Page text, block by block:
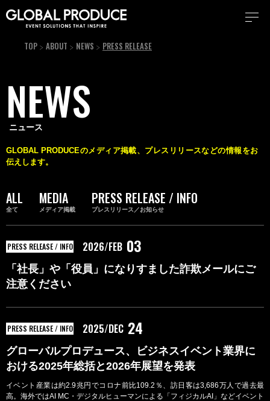
TOP ABOUT NEWS PRESS RELEASE
NEWS
ニュース
GLOBAL PRODUCEのメディア掲載、プレスリリースなどの情報をお
伝えします。
「社長」や「役員」になりすました詐欺メールにご
注意ください
PRESS RELEASE / INFO 2026/FEB 03
グローバルプロデュース、ビジネスイベント業界に
おける2025年総括と2026年展望を発表
イベント産業は約2.9兆円でコロナ前比109.2％、訪日客は3,686万人で過去最
高。海外ではAI MC・デジタルヒューマンによる「フィジカルAI」などイベント
PRESS RELEASE / INFO 2025/DEC 24
ALL
全て
MEDIA
メディア掲載
PRESS RELEASE / INFO
プレスリリース／お知らせ